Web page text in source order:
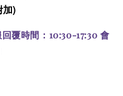
加)
覆時間：10:30-17:30 會